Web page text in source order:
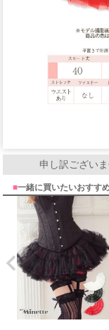
申し訳ござい
■一緒に買いたいおすす